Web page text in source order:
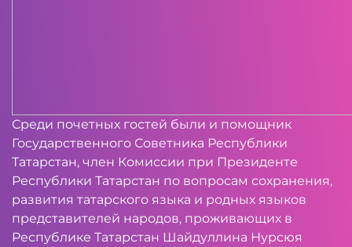
Среди почетных гостей были и помощник
Государственного Советника Республики
Татарстан, член Комиссии при Президенте
Республики Татарстан по вопросам сохранения,
развития татарского языка и родных языков
представителей народов, проживающих в
Республике Татарстан Шайдуллина Нурсюя